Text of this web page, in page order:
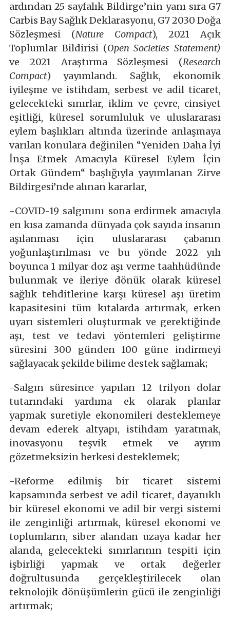
ardından 25 sayfalık Bildirge’nin yanı sıra G7
Carbis Bay Sağlık Deklarasyonu, G7 2030 Doğa
Sözleşmesi (Nature Compact), 2021 Açık
Toplumlar Bildirisi (Open Societies Statement)
ve 2021 Araştırma Sözleşmesi (Research
Compact) yayımlandı. Sağlık, ekonomik
iyileşme ve istihdam, serbest ve adil ticaret,
gelecekteki sınırlar, iklim ve çevre, cinsiyet
eşitliği, küresel sorumluluk ve uluslararası
eylem başlıkları altında üzerinde anlaşmaya
varılan konulara değinilen “Yeniden Daha İyi
İnşa Etmek Amacıyla Küresel Eylem İçin
Ortak Gündem“ başlığıyla yayımlanan Zirve
Bildirgesi’nde alınan kararlar,
-COVID-19 salgınını sona erdirmek amacıyla
en kısa zamanda dünyada çok sayıda insanın
aşılanması için uluslararası çabanın
yoğunlaştırılması ve bu yönde 2022 yılı
boyunca 1 milyar doz aşı verme taahhüdünde
bulunmak ve ileriye dönük olarak küresel
sağlık tehditlerine karşı küresel aşı üretim
kapasitesini tüm kıtalarda artırmak, erken
uyarı sistemleri oluşturmak ve gerektiğinde
aşı, test ve tedavi yöntemleri geliştirme
süresini 300 günden 100 güne indirmeyi
sağlayacak şekilde bilime destek sağlamak;
-Salgın süresince yapılan 12 trilyon dolar
tutarındaki yardıma ek olarak planlar
yapmak suretiyle ekonomileri desteklemeye
devam ederek altyapı, istihdam yaratmak,
inovasyonu teşvik etmek ve ayrım
gözetmeksizin herkesi desteklemek;
-Reforme edilmiş bir ticaret sistemi
kapsamında serbest ve adil ticaret, dayanıklı
bir küresel ekonomi ve adil bir vergi sistemi
ile zenginliği artırmak, küresel ekonomi ve
toplumların, siber alandan uzaya kadar her
alanda, gelecekteki sınırlarının tespiti için
işbirliği yapmak ve ortak değerler
doğrultusunda gerçekleştirilecek olan
teknolojik dönüşümlerin gücü ile zenginliği
artırmak;